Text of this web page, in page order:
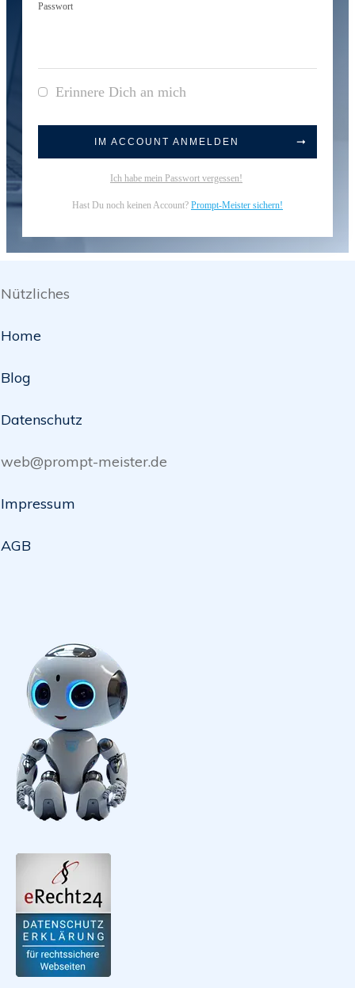
Passwort
Erinnere Dich an mich
IM ACCOUNT ANMELDEN
Ich habe mein Passwort vergessen!
Hast Du noch keinen Account? Prompt-Meister sichern!
Nützliches
Home
Blog
Datenschutz
web@prompt-meister.de
Impressum
AGB